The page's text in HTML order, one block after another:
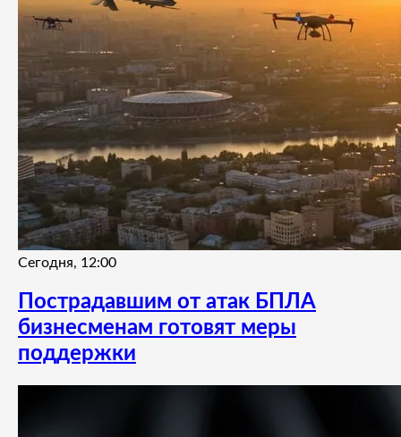
Сегодня, 12:00
Пострадавшим от атак БПЛА
бизнесменам готовят меры
поддержки